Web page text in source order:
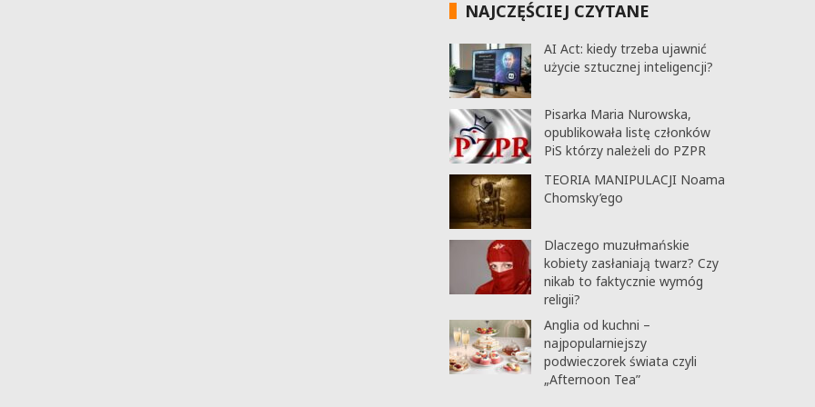
NAJCZĘŚCIEJ CZYTANE
AI Act: kiedy trzeba ujawnić
użycie sztucznej inteligencji?
Pisarka Maria Nurowska,
opublikowała listę członków
PiS którzy należeli do PZPR
TEORIA MANIPULACJI Noama
Chomsky’ego
Dlaczego muzułmańskie
kobiety zasłaniają twarz? Czy
nikab to faktycznie wymóg
religii?
Anglia od kuchni –
najpopularniejszy
podwieczorek świata czyli
„Afternoon Tea”